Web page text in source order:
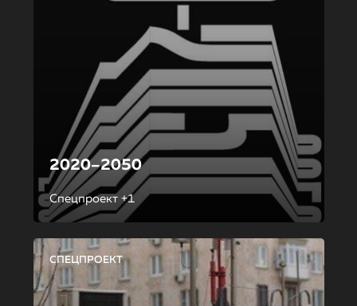
2020–2050
Спецпроект +1
СПЕЦПРОЕКТ